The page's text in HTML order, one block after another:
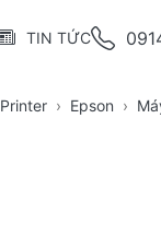
TIN TỨC
Printer Epson